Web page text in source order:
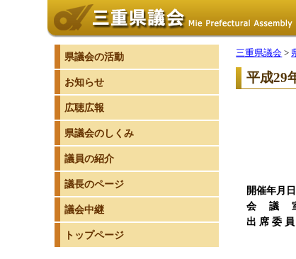
三重県議会 >
平成29
開催年月日
会 議
出 席委 員
委
副
県議会の活動
お知らせ
広聴広報
県議会のしくみ
議員の紹介
議長のページ
議会中継
トップページ